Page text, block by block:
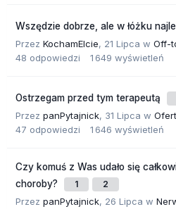
Wszędzie dobrze, ale w łóżku
Przez KochamElcie, 21 Lipca w Off-
48 odpowiedzi 1 649 wyświetleń
Ostrzegam przed tym terapeutą
Przez panPytajnick, 31 Lipca w
47 odpowiedzi 1 646 wyświetleń
Czy komuś z Was udało się
choroby?
1 2
Przez panPytajnick, 26 Lipca w